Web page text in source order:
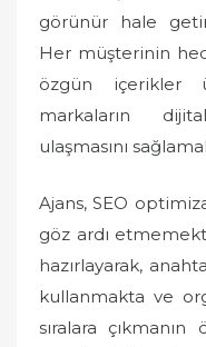
görünür hale
Her müşterinin
özgün içerikler
markaların
ulaşmasını
Ajans, SEO
göz ardı
hazırlayarak,
kullanmakta ve
sıralara